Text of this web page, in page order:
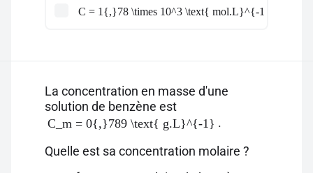
C = 1{,}78 \times 10^3 \text{ mol.L}^{-1}
La concentration en masse d'une
solution de benzène est
C_m = 0{,}789 \text{ g.L}^{-1} .
Quelle est sa concentration molaire ?